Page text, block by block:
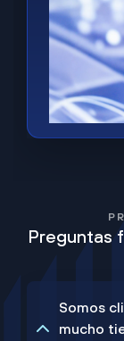
Preguntas
Somos
mucho